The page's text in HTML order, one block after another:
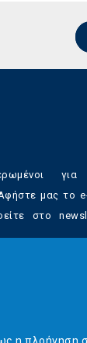
για
μας το
στο
μας ανά